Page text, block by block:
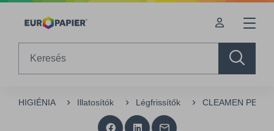
Table Of Content
Az Önt érdeklő termékek
HIGIÉNIA Illatosítók Légfrissítők CLEAMEN